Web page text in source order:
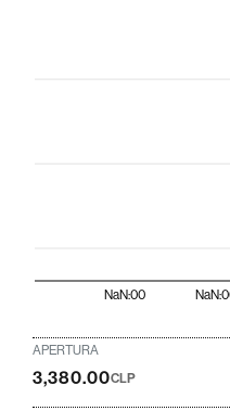
NaN:00
APERTURA
3,380.00CLP